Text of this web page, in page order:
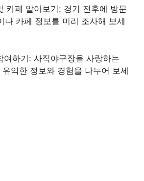
카페 알아보기: 경기 전후에 방문
나 카페 정보를 미리 조사해 보세
여하기: 사직야구장을 사랑하는
익한 정보와 경험을 나누어 보세